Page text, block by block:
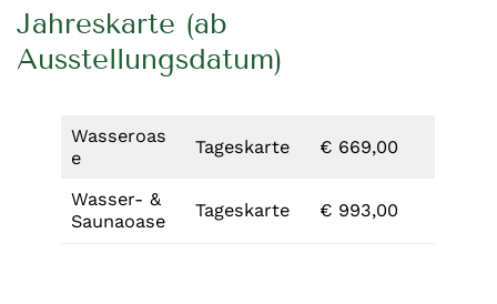
Jahreskarte (ab
Ausstellungsdatum)
Wasseroas
e
Tageskarte € 669,00
Wasser- &
Saunaoase
Tageskarte € 993,00